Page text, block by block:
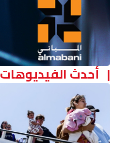
أحدث الفيديوهات